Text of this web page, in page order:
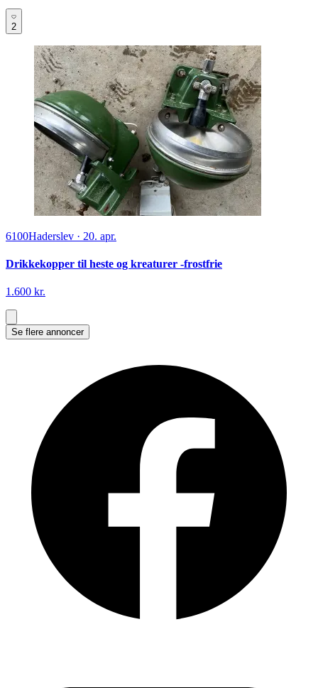
2
6100Haderslev · 20. apr.
Drikkekopper til heste og kreaturer -frostfrie
1.600 kr.
Se flere annoncer